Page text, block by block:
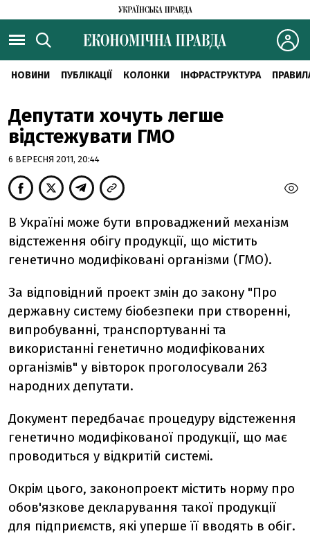
НОВИНИ ПУБЛІКАЦІЇ КОЛОНКИ ІНФРАСТРУКТУРА
Депутати хочуть легше
відстежувати ГМО
6 ВЕРЕСНЯ 2011, 20:44
В Україні може бути впроваджений механiзм
вiдстеження обiгу продукцiї, що мiстить
генетично модифiкованi органiзми (ГМО).
За відповідний проект змiн до закону "Про
державну систему бiобезпеки при створеннi,
випробуваннi, транспортуваннi та
використаннi генетично модифiкованих
органiзмiв" у вiвторок проголосували 263
народних депутати.
Документ передбачає процедуру вiдстеження
генетично модифікованої продукції, що має
проводиться у вiдкритiй системi.
Окрім цього, законопроект містить норму про
обов'язкове декларування такої продукції
для підприємств, якi уперше її вводять в обiг.